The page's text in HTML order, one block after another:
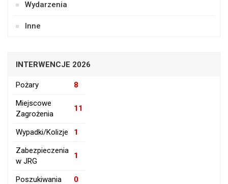
Wydarzenia
Inne
INTERWENCJE 2026
Pożary
8
Miejscowe
Zagrożenia
11
Wypadki/Kolizje
1
Zabezpieczenia
w JRG
1
Poszukiwania
0